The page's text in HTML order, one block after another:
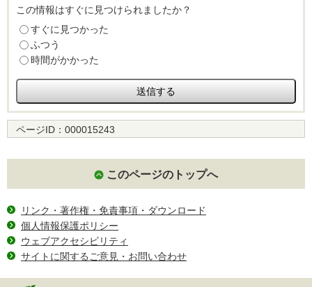
この情報はすぐに見つけられましたか？
すぐに見つかった
ふつう
時間がかかった
ページID： 000015243
このページのトップへ
リンク・著作権・免責事項・ダウンロード
個人情報保護ポリシー
ウェブアクセシビリティ
サイトに関するご意見・お問い合わせ